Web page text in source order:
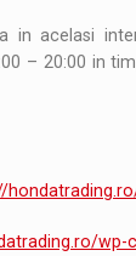
in acelasi
– 20:00 in